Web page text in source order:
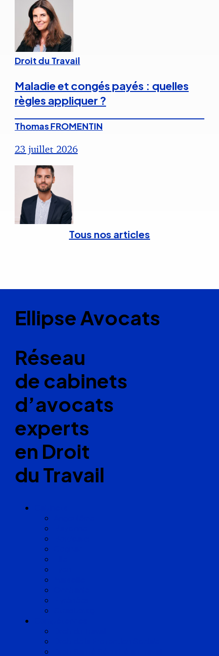
Droit du Travail
Maladie et congés payés : quelles
règles appliquer ?
Thomas FROMENTIN
23 juillet 2026
Tous nos articles
Ellipse Avocats
Réseau
de cabinets
d’avocats
experts
en Droit
du Travail